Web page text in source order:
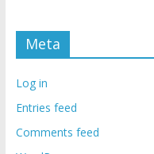
Meta
Log in
Entries feed
Comments feed